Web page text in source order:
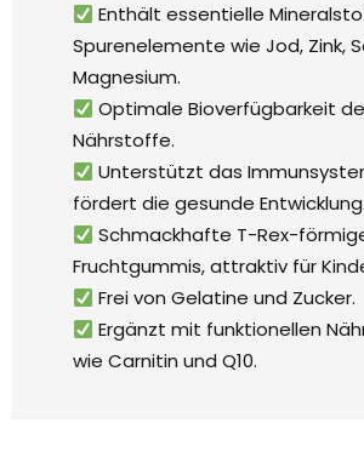
Enthält essentielle
Spurenelemente wie Jod, Zink,
Magnesium.
Optimale Bioverfügbarkeit
Nährstoffe.
Unterstützt das
fördert die gesunde Entwicklung.
Schmackhafte T-Rex-
Fruchtgummis, attraktiv für
Frei von Gelatine und Zucker.
Ergänzt mit funktionellen
wie Carnitin und Q10.